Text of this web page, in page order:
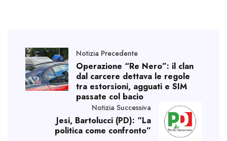
Notizia Precedente
Operazione “Re Nero”: il clan
dal carcere dettava le regole
tra estorsioni, agguati e SIM
passate col bacio
Notizia Successiva
Jesi, Bartolucci (PD): “La
politica come confronto”